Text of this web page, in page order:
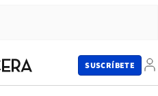
SUSCRÍBETE